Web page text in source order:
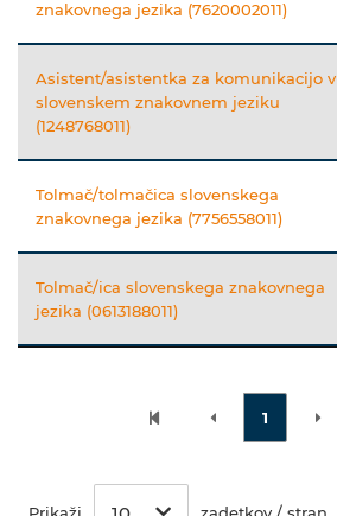
znakovnega jezika (7620002011)
Asistent/asistentka za komunikacijo v
slovenskem znakovnem jeziku
(1248768011)
Tolmač/tolmačica slovenskega
znakovnega jezika (7756558011)
Tolmač/ica slovenskega znakovnega
jezika (0613188011)
1